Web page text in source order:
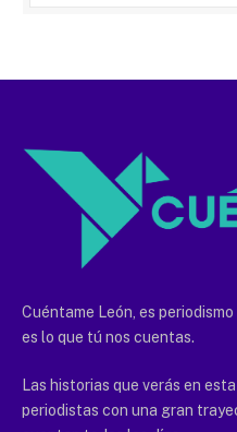
Cuéntame León, es
es lo que tú nos cuentas.
Las historias que verás en
periodistas con una gran